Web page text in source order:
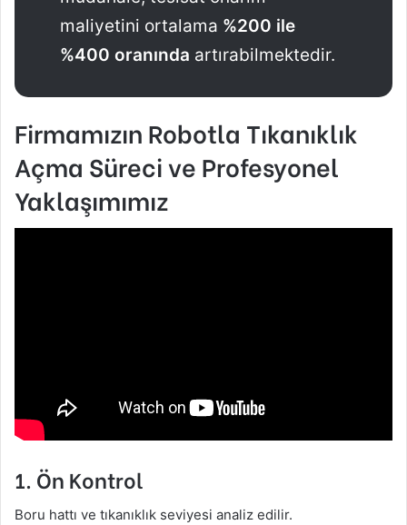
maliyetini ortalama %200 ile
%400 oranında artırabilmektedir.
Firmamızın Robotla Tıkanıklık
Açma Süreci ve Profesyonel
Yaklaşımımız
1. Ön Kontrol
Boru hattı ve tıkanıklık seviyesi analiz edilir.